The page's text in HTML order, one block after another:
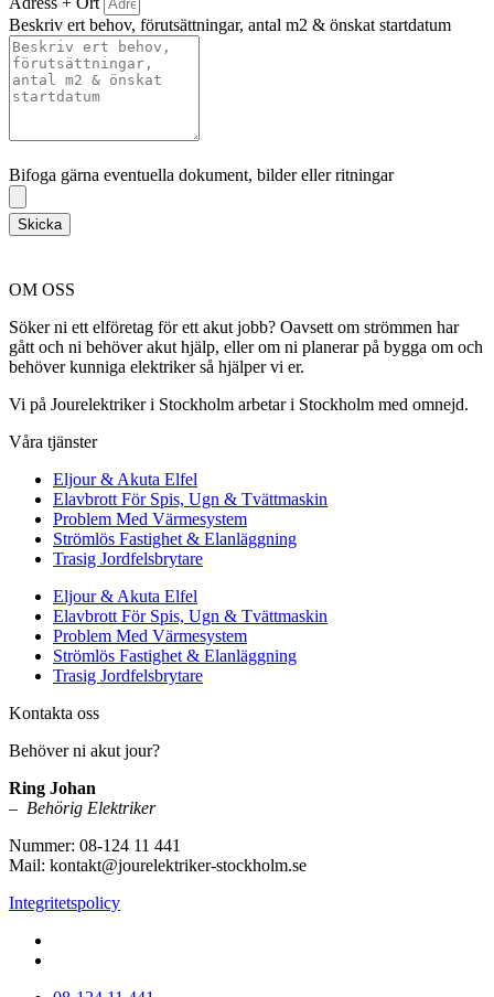
Beskriv ert behov, förutsättningar, antal m2 & önskat startdatum
Bifoga gärna eventuella dokument, bilder eller ritningar
Skicka
OM OSS
Söker ni ett elföretag för ett akut jobb? Oavsett om strömmen har
gått och ni behöver akut hjälp, eller om ni planerar på bygga om och
behöver kunniga elektriker så hjälper vi er.
Vi på Jourelektriker i Stockholm arbetar i Stockholm med omnejd.
Våra tjänster
Eljour & Akuta Elfel
Elavbrott För Spis, Ugn & Tvättmaskin
Problem Med Värmesystem
Strömlös Fastighet & Elanläggning
Trasig Jordfelsbrytare
Eljour & Akuta Elfel
Elavbrott För Spis, Ugn & Tvättmaskin
Problem Med Värmesystem
Strömlös Fastighet & Elanläggning
Trasig Jordfelsbrytare
Kontakta oss
Behöver ni akut jour?
Ring Johan
– Behörig Elektriker
Nummer: 08-124 11 441
Mail: kontakt@jourelektriker-stockholm.se
Integritetspolicy